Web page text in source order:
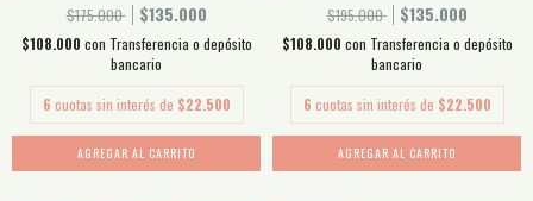
$175.000
$135.000
$108.000 con Transferencia o depósito
bancario
6 cuotas sin interés de $22.500
AGREGAR AL CARRITO
$195.000
$135.000
$108.000 con Transferencia o depósito
bancario
6 cuotas sin interés de $22.500
AGREGAR AL CARRITO